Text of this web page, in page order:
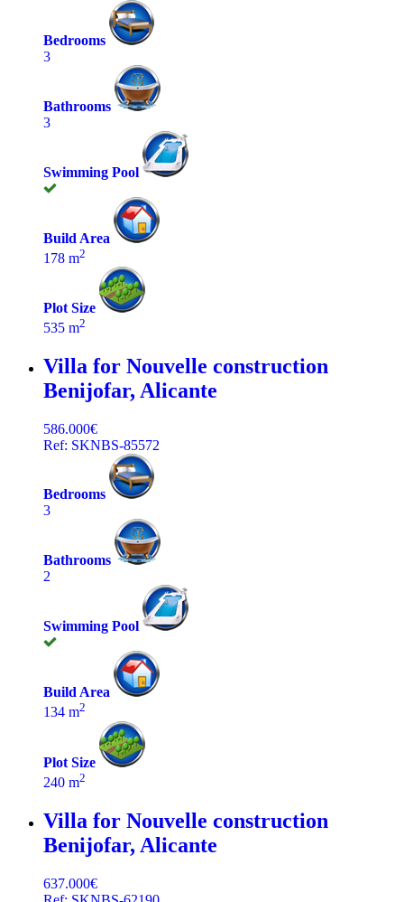
Bedrooms
3
Bathrooms
3
Swimming Pool
Build Area
178 m2
Plot Size
535 m2
Villa for Nouvelle construction
Benijofar, Alicante
586.000€
Ref: SKNBS-85572
Bedrooms
3
Bathrooms
2
Swimming Pool
Build Area
134 m2
Plot Size
240 m2
Villa for Nouvelle construction
Benijofar, Alicante
637.000€